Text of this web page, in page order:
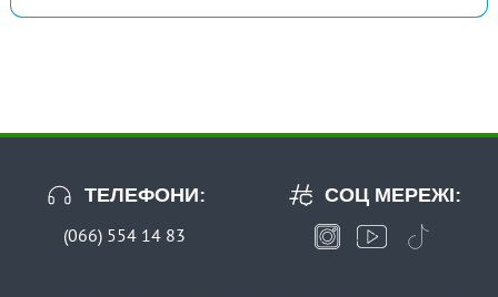
ТЕЛЕФОНИ:
(066) 554 14 83
СОЦ МЕРЕЖІ: